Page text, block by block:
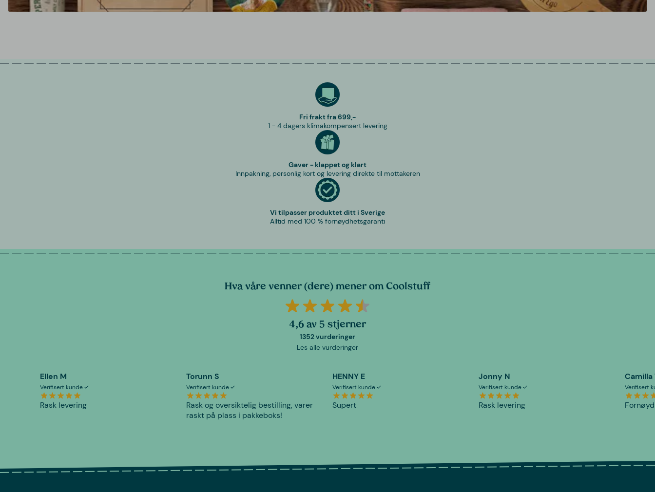
Fri frakt fra 699,-
1 - 4 dagers klimakompensert levering
Gaver - klappet og klart
Innpakning, personlig kort og levering direkte til mottakeren
Vi tilpasser produktet ditt i Sverige
Alltid med 100 % fornøydhetsgaranti
Hva våre venner (dere) mener om Coolstuff
4,6 av 5 stjerner
1352 vurderinger
Les alle vurderinger
Ellen M
Verifisert kunde
Rask levering
Torunn S
Verifisert kunde
Rask og oversiktelig bestilling, varer
raskt på plass i pakkeboks!
HENNY E
Verifisert kunde
Supert
Jonny N
Verifisert kunde
Rask levering
Camilla
Verifisert
Fornøyd